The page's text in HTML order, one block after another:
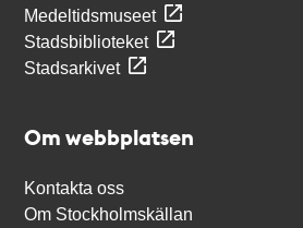
Medeltidsmuseet
Stadsbiblioteket
Stadsarkivet
Om webbplatsen
Kontakta oss
Om Stockholmskällan